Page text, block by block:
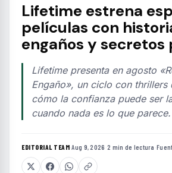
Lifetime estrena
películas con
engaños y secretos
Lifetime presenta en agosto
Engaño», un ciclo con thrillers
cómo la confianza puede ser
cuando nada es lo que parece.
EDITORIAL TEAM·Aug 9, 2026 ·2 min de lectura ·